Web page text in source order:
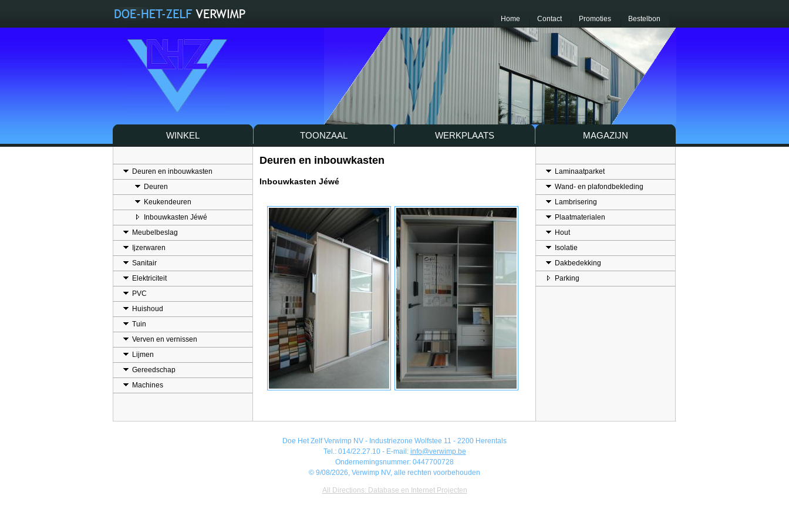
Bestelbon
Promoties
Contact
Home
WINKEL TOONZAAL WERKPLAATS MAGAZIJN
Deuren en inbouwkasten
Deuren
Keukendeuren
Inbouwkasten Jéwé
Meubelbeslag
Ijzerwaren
Sanitair
Elektriciteit
PVC
Huishoud
Tuin
Verven en vernissen
Lijmen
Gereedschap
Machines
Deuren en inbouwkasten
Inbouwkasten Jéwé
Laminaatparket
Wand- en plafondbekleding
Lambrisering
Plaatmaterialen
Hout
Isolatie
Dakbedekking
Parking
Doe Het Zelf Verwimp NV - Industriezone Wolfstee 11 - 2200 Herentals
Tel.: 014/22.27.10 - E-mail: info@verwimp.be
Ondernemingsnummer: 0447700728
© 9/08/2026, Verwimp NV, alle rechten voorbehouden
All Directions: Database en Internet Projecten